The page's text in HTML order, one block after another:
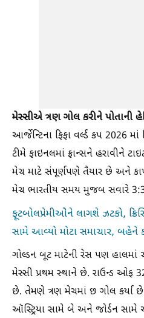
મેસ્સીએ ત્રણ ગોલ કરીને પોતાની
આર્જેન્ટિના ફિફા વર્લ્ડ કપ 2026
ટીમે ફાઇનલમાં ફ્રાન્સને હરાવીને
મેચ માટે સંપૂર્ણપણે તૈયાર છે અને
મેચ ભારતીય સમય મુજબ સવારે
ફૂટબોલપ્રેમીઓેને લાગશે ઝટકો,
સામે આવ્યો મોટા સમાચાર, બહેને
ગોલ્ડન બૂટ માટેની રેસ પણ હાલમાં
મેસ્સી પ્રથમ સ્થાને છે. રાઉન્ડ ઓફ
છે. તેમણે ત્રણ મેચમાં છ ગોલ કર્યા
ઑસ્ટ્રિયા સામે બે અને જોર્ડન સામે